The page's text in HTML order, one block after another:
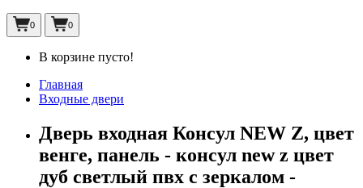
0 0
В корзине пусто!
Главная
Входные двери
Дверь входная Консул NEW Z, цвет
венге, панель - консул new z цвет
дуб светлый пвх с зеркалом -